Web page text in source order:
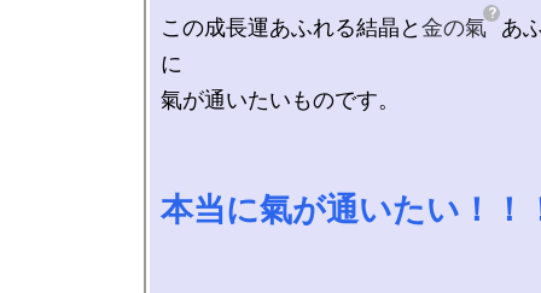
この成長運あふれる結晶と金の氣
あ
に
氣が通いたいものです。
本当に氣が通いたい！！